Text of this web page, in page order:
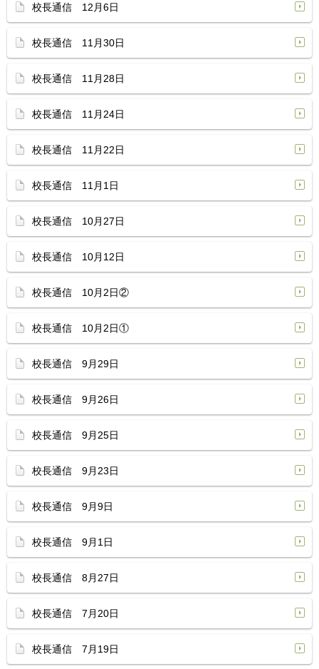
校長通信 12月6日
校長通信 11月30日
校長通信 11月28日
校長通信 11月24日
校長通信 11月22日
校長通信 11月1日
校長通信 10月27日
校長通信 10月12日
校長通信 10月2日②
校長通信 10月2日①
校長通信 9月29日
校長通信 9月26日
校長通信 9月25日
校長通信 9月23日
校長通信 9月9日
校長通信 9月1日
校長通信 8月27日
校長通信 7月20日
校長通信 7月19日